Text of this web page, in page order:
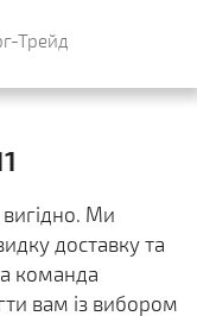
Трейд
Ми
доставку та
команда
вам із вибором